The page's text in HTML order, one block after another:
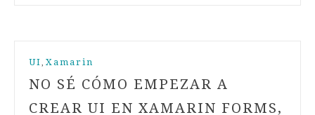
UI Xamarin
NO SÉ CÓMO EMPEZAR A
CREAR UI EN XAMARIN FORMS,